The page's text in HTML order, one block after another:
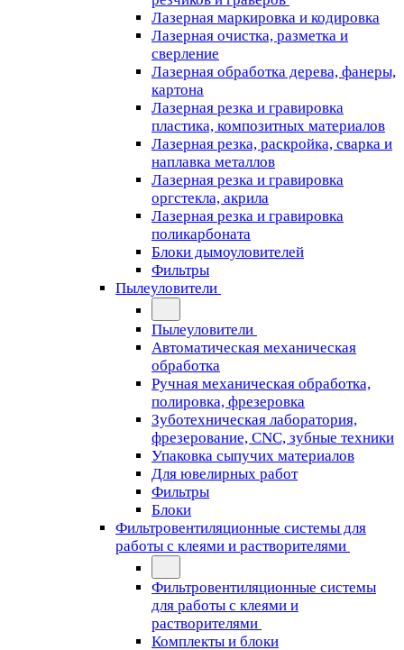
Лазерная маркировка и кодировка
Лазерная очистка, разметка и
сверление
Лазерная обработка дерева, фанеры,
картона
Лазерная резка и гравировка
пластика, композитных материалов
Лазерная резка, раскройка, сварка и
наплавка металлов
Лазерная резка и гравировка
оргстекла, акрила
Лазерная резка и гравировка
поликарбоната
Блоки дымоуловителей
Фильтры
Пылеуловители
Пылеуловители
Автоматическая механическая
обработка
Ручная механическая обработка,
полировка, фрезеровка
Зуботехническая лаборатория,
фрезерование, CNC, зубные техники
Упаковка сыпучих материалов
Для ювелирных работ
Фильтры
Блоки
Фильтровентиляционные системы для
работы с клеями и растворителями
Фильтровентиляционные системы
для работы с клеями и
растворителями
Комплекты и блоки